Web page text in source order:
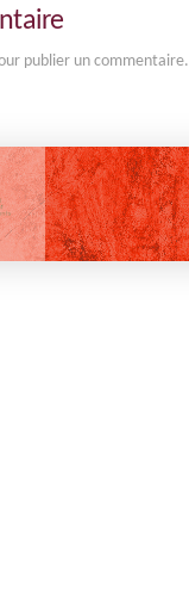
publier un commentaire.